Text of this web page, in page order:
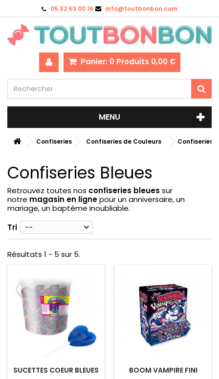
05 32 63 00 16 info@toutbonbon.com
Panier: 0 Produits 0,00 €
MENU
Confiseries Confiseries de Couleurs Confiseries
Confiseries Bleues
Retrouvez toutes nos confiseries bleues sur
notre magasin en lignepour un anniversaire, un
mariage, un baptême inoubliable.
Tri
--
Résultats 1 - 5 sur 5.
SUCETTES COEUR BLEUES BOOM VAMPIRE FINI